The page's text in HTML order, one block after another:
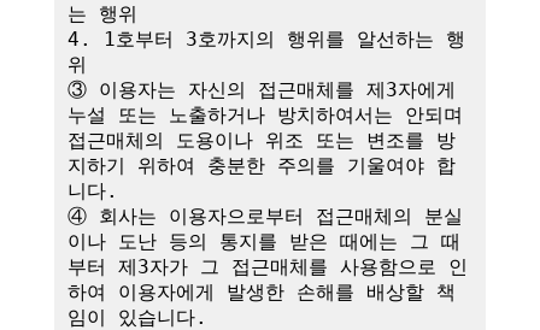
는 행위
4. 1호부터 3호까지의 행위를 알선하는 행
위
③ 이용자는 자신의 접근매체를 제3자에게
누설 또는 노출하거나 방치하여서는 안되며
접근매체의 도용이나 위조 또는 변조를 방
지하기 위하여 충분한 주의를 기울여야 합
니다.
④ 회사는 이용자으로부터 접근매체의 분실
이나 도난 등의 통지를 받은 때에는 그 때
부터 제3자가 그 접근매체를 사용함으로 인
하여 이용자에게 발생한 손해를 배상할 책
임이 있습니다.